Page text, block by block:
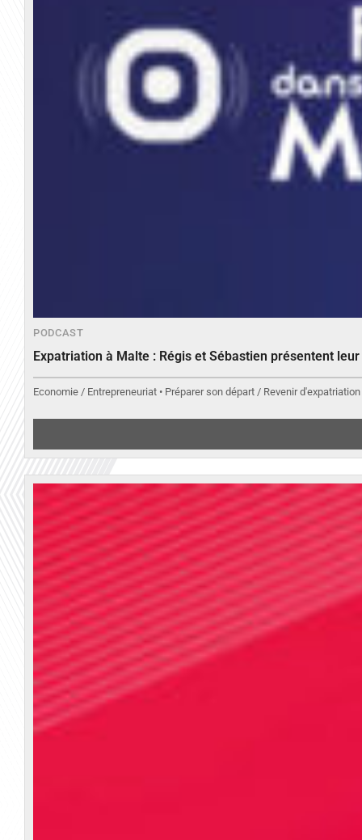
PODCAST
Expatriation à Malte : Régis et Sébastien présentent
Economie / Entrepreneuriat • Préparer son départ / Revenir d'expatriation